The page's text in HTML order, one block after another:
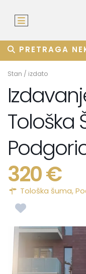
PRETRAGA
Stan / izdato
Tološka
320 €
Tološka šuma,